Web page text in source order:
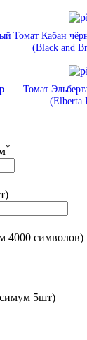
Томат Кабан
(Black and
Томат
(Elberta
*
4000 символов)
5шт)